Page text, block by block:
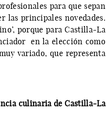
para que sepan
las principales novedades.
porque para Castilla-La
en la elección como
variado, que representa
culinaria de Castilla-La